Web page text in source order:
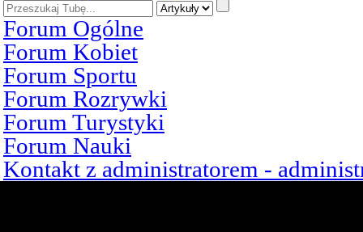
Forum Ogólne
Forum Kobiet
Forum Sportu
Forum Rozrywki
Forum Turystyki
Forum Nauki
Kontakt z administratorem -